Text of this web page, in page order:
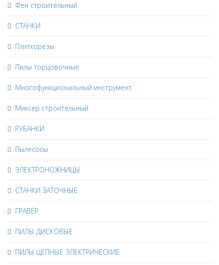
Фен строительный
СТАНКИ
Плиткорезы
Пилы торцовочные
Многофункциональный инструмент
Миксер строительный
РУБАНКИ
Пылесосы
ЭЛЕКТРОНОЖНИЦЫ
СТАНКИ ЗАТОЧНЫЕ
ГРАВЁР
ПИЛЫ ДИСКОВЫЕ
ПИЛЫ ЦЕПНЫЕ ЭЛЕКТРИЧЕСКИЕ